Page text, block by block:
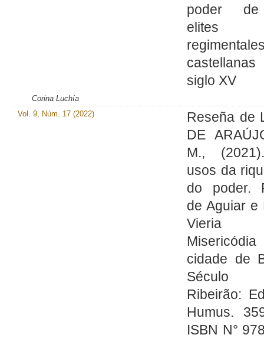
poder
elites
siglo XV
Corina Luchía
Vol. 9, Núm. 17 (2022)
Reseña de
DE
M.,
usos da
do poder.
de Aguiar e
Vieria
cidade de
Século
Ribeirão:
Humus.
ISBN N°